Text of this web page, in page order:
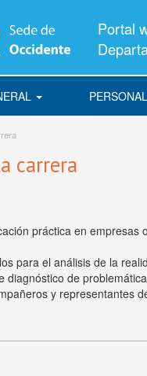
Portal
carrera
práctica en empresas
para el análisis de la
diagnóstico de
y representantes